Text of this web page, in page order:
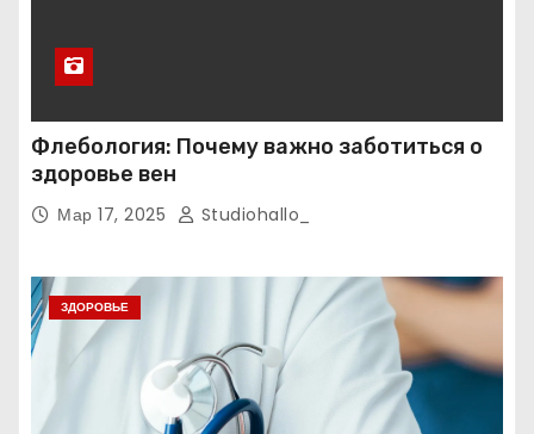
Флебология: Почему важно заботиться о
здоровье вен
Мар 17, 2025 Studiohallo_
ЗДОРОВЬЕ